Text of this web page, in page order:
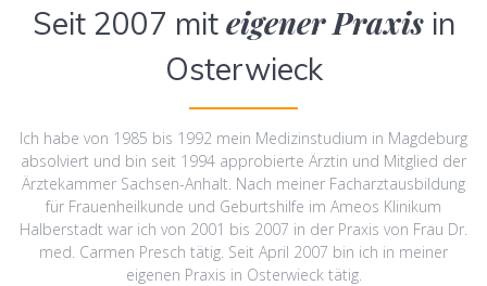
Seit 2007 mit eigener Praxis in
Osterwieck
Ich habe von 1985 bis 1992 mein Medizinstudium in Magdeburg
absolviert und bin seit 1994 approbierte Ärztin und Mitglied der
Ärztekammer Sachsen-Anhalt. Nach meiner Facharztausbildung
für Frauenheilkunde und Geburtshilfe im Ameos Klinikum
Halberstadt war ich von 2001 bis 2007 in der Praxis von Frau Dr.
med. Carmen Presch tätig. Seit April 2007 bin ich in meiner
eigenen Praxis in Osterwieck tätig.